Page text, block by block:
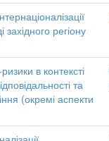
регіону
в контексті
та
(окремі аспекти